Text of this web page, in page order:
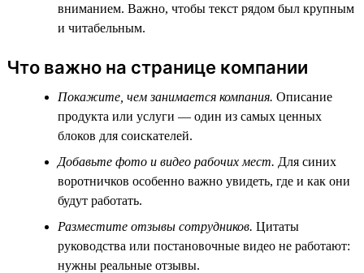
вниманием. Важно, чтобы текст рядом был крупным
и читабельным.
Что важно на странице компании
Покажите, чем занимается компания. Описание
продукта или услуги — один из самых ценных
блоков для соискателей.
Добавьте фото и видео рабочих мест. Для синих
воротничков особенно важно увидеть, где и как они
будут работать.
Разместите отзывы сотрудников. Цитаты
руководства или постановочные видео не работают:
нужны реальные отзывы.